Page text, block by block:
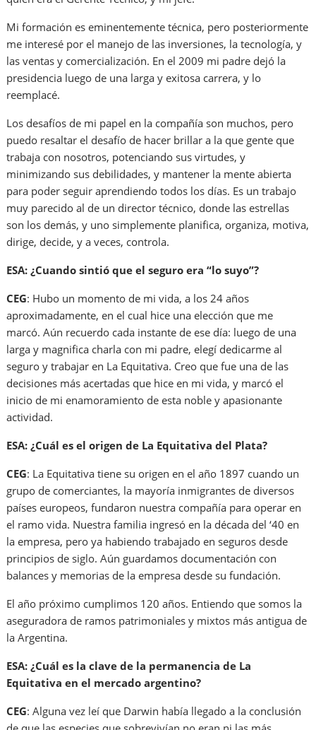
Mi formación es eminentemente técnica, pero posteriormente
me interesé por el manejo de las inversiones, la tecnología, y
las ventas y comercialización. En el 2009 mi padre dejó la
presidencia luego de una larga y exitosa carrera, y lo
reemplacé.
Los desafíos de mi papel en la compañía son muchos, pero
puedo resaltar el desafío de hacer brillar a la que gente que
trabaja con nosotros, potenciando sus virtudes, y
minimizando sus debilidades, y mantener la mente abierta
para poder seguir aprendiendo todos los días. Es un trabajo
muy parecido al de un director técnico, donde las estrellas
son los demás, y uno simplemente planifica, organiza, motiva,
dirige, decide, y a veces, controla.
ESA: ¿Cuando sintió que el seguro era “lo suyo”?
CEG: Hubo un momento de mi vida, a los 24 años
aproximadamente, en el cual hice una elección que me
marcó. Aún recuerdo cada instante de ese día: luego de una
larga y magnifica charla con mi padre, elegí dedicarme al
seguro y trabajar en La Equitativa. Creo que fue una de las
decisiones más acertadas que hice en mi vida, y marcó el
inicio de mi enamoramiento de esta noble y apasionante
actividad.
ESA: ¿Cuál es el origen de La Equitativa del Plata?
CEG: La Equitativa tiene su origen en el año 1897 cuando un
grupo de comerciantes, la mayoría inmigrantes de diversos
países europeos, fundaron nuestra compañía para operar en
el ramo vida. Nuestra familia ingresó en la década del ‘40 en
la empresa, pero ya habiendo trabajado en seguros desde
principios de siglo. Aún guardamos documentación con
balances y memorias de la empresa desde su fundación.
El año próximo cumplimos 120 años. Entiendo que somos la
aseguradora de ramos patrimoniales y mixtos más antigua de
la Argentina.
ESA: ¿Cuál es la clave de la permanencia de La
Equitativa en el mercado argentino?
CEG: Alguna vez leí que Darwin había llegado a la conclusión